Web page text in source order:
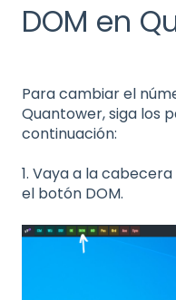
DOM en
Para cambiar el
Quantower, siga los
continuación:
1. Vaya a la
el botón DOM.